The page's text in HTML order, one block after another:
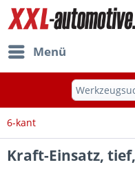
Menü
6-kant
Kraft-Einsatz,